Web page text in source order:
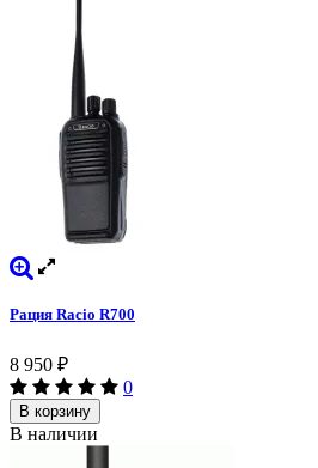
Рация Racio R700
8 950 ₽
0
В корзину
В наличии